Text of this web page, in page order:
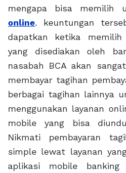
mengapa bisa memilih
online. keuntungan
dapatkan ketika memilih
yang disediakan oleh
nasabah BCA akan
membayar tagihan
berbagai tagihan lainnya
menggunakan layanan
mobile yang bisa
Nikmati pembayaran
simple lewat layanan
aplikasi mobile